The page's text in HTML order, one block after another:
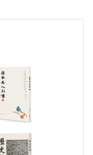
自清、老舍、冰
玲諸人之傳記
：《人間四月
戒愛玲》、
適的戀人及友
身影》、《讀
樓臺煙雨中：
恩（鮑耀明）